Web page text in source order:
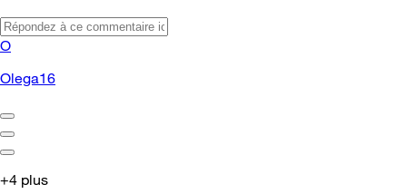
O
Olega16
+4 plus